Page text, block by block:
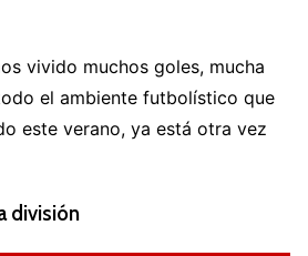
vivido muchos goles, mucha
el ambiente futbolístico que
este verano, ya está otra vez
división